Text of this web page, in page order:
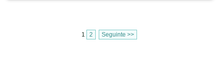
1 2 Seguinte >>